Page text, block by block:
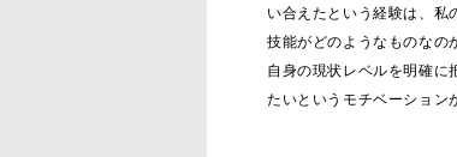
い合えたという経験は、私
技能がどのようなものなの
自身の現状レベルを明確に
たいというモチベーション